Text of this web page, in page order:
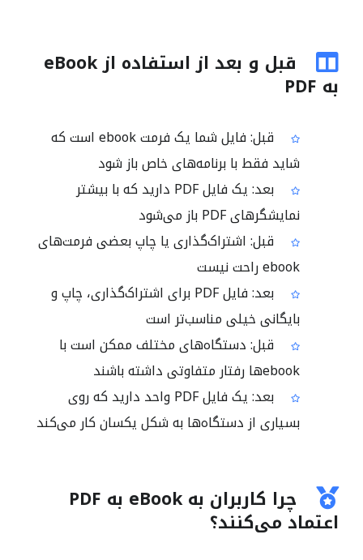
قبل و بعد از استفاده از eBook
به PDF
قبل: فایل شما یک فرمت ebook است که
شاید فقط با برنامه‌های خاص باز شود
بعد: یک فایل PDF دارید که با بیشتر
نمایشگرهای PDF باز می‌شود
قبل: اشتراک‌گذاری یا چاپ بعضی فرمت‌های
ebook راحت نیست
بعد: فایل PDF برای اشتراک‌گذاری، چاپ و
بایگانی خیلی مناسب‌تر است
قبل: دستگاه‌های مختلف ممکن است با
ebookها رفتار متفاوتی داشته باشند
بعد: یک فایل PDF واحد دارید که روی
بسیاری از دستگاه‌ها به شکل یکسان کار می‌کند
چرا کاربران به eBook به PDF
اعتماد می‌کنند؟